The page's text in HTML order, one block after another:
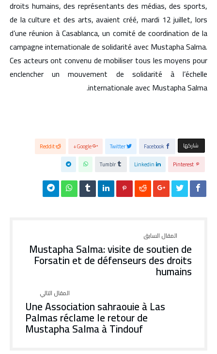
droits humains, des représentants des médias, des sports,
de la culture et des arts, avaient créé, mardi 12 juillet, lors
d’une réunion à Casablanca, un comité de coordination de la
campagne internationale de solidarité avec Mustapha Salma.
Ces acteurs ont convenu de mobiliser tous les moyens pour
enclencher un mouvement de solidarité à l’échelle
internationale avec Mustapha Salma.
‫‫ شاركها‬ Facebook
Twitter
Google+
Reddit
Pinterest
Linkedin
Tumblr
Mustapha Salma: visite de soutien de
Forsatin et de défenseurs des droits
humains
Une Association sahraouie à Las
Palmas réclame le retour de
Mustapha Salma à Tindouf